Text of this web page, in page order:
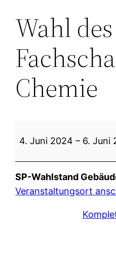
Wahl des
Chemie
des
4. Juni 2024 – 6. Juni
SP-Wahlstand
Veranstaltungsort